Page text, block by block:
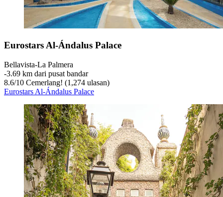
Eurostars Al-Ándalus Palace
Bellavista-La Palmera
‐3.69 km dari pusat bandar
8.6/10 Cemerlang! (1,274 ulasan)
Eurostars Al-Ándalus Palace